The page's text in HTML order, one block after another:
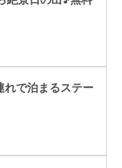
れで泊まるステー